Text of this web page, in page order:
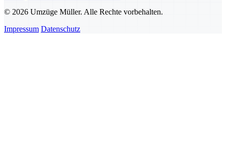
© 2026 Umzüge Müller. Alle Rechte vorbehalten.
Impressum Datenschutz